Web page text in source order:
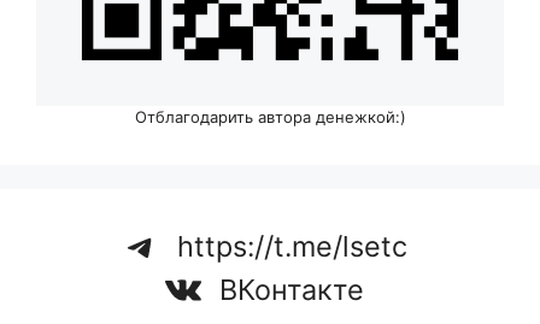
Отблагодарить автора денежкой:)
https://t.me/lsetc
ВКонтакте